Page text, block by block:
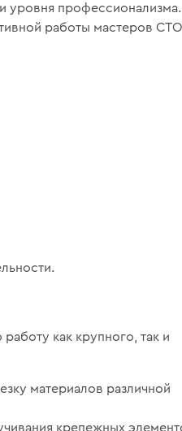
уровня
работы мастеров
как крупного, так и
материалов различной
крепежных